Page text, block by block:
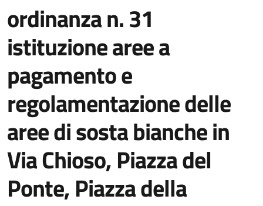
ordinanza n. 31
istituzione aree a
pagamento e
regolamentazione delle
aree di sosta bianche in
Via Chioso, Piazza del
Ponte, Piazza della